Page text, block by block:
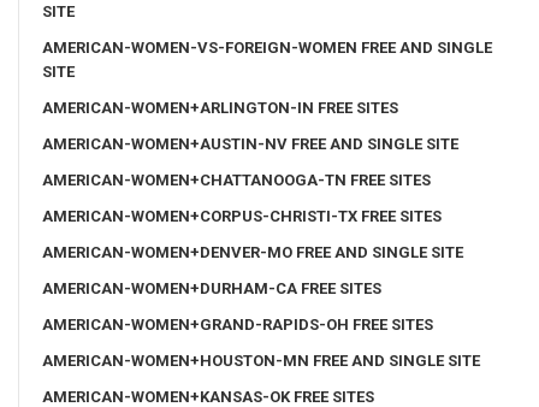
SITE
AMERICAN-WOMEN-VS-FOREIGN-WOMEN FREE AND SINGLE
SITE
AMERICAN-WOMEN+ARLINGTON-IN FREE SITES
AMERICAN-WOMEN+AUSTIN-NV FREE AND SINGLE SITE
AMERICAN-WOMEN+CHATTANOOGA-TN FREE SITES
AMERICAN-WOMEN+CORPUS-CHRISTI-TX FREE SITES
AMERICAN-WOMEN+DENVER-MO FREE AND SINGLE SITE
AMERICAN-WOMEN+DURHAM-CA FREE SITES
AMERICAN-WOMEN+GRAND-RAPIDS-OH FREE SITES
AMERICAN-WOMEN+HOUSTON-MN FREE AND SINGLE SITE
AMERICAN-WOMEN+KANSAS-OK FREE SITES